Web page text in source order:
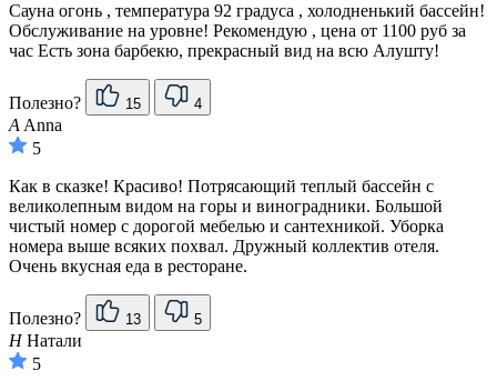
Сауна огонь , температура 92 градуса , холодненький бассейн!
Обслуживание на уровне! Рекомендую , цена от 1100 руб за
час Есть зона барбекю, прекрасный вид на всю Алушту!
Полезно? 15 4
A Anna
5
Как в сказке! Красиво! Потрясающий теплый бассейн с
великолепным видом на горы и виноградники. Большой
чистый номер с дорогой мебелью и сантехникой. Уборка
номера выше всяких похвал. Дружный коллектив отеля.
Очень вкусная еда в ресторане.
Полезно? 13 5
ННатали
5